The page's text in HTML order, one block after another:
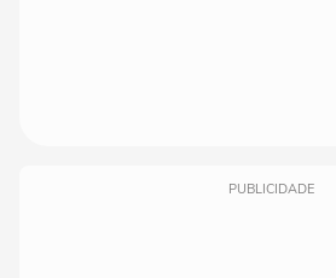
PUBLICIDADE